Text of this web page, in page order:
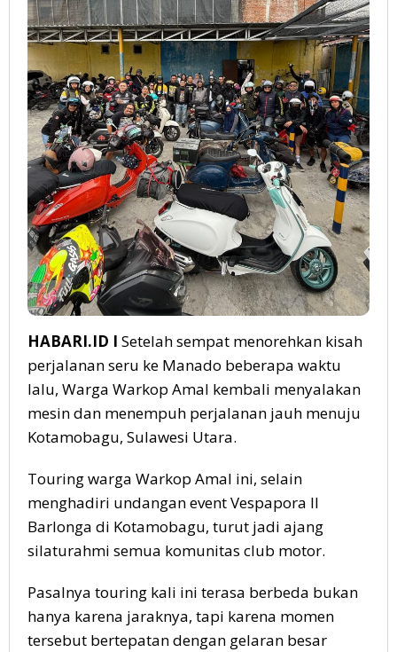
HABARI.ID I Setelah sempat menorehkan kisah
perjalanan seru ke Manado beberapa waktu
lalu, Warga Warkop Amal kembali menyalakan
mesin dan menempuh perjalanan jauh menuju
Kotamobagu, Sulawesi Utara.
Touring warga Warkop Amal ini, selain
menghadiri undangan event Vespapora II
Barlonga di Kotamobagu, turut jadi ajang
silaturahmi semua komunitas club motor.
Pasalnya touring kali ini terasa berbeda bukan
hanya karena jaraknya, tapi karena momen
tersebut bertepatan dengan gelaran besar